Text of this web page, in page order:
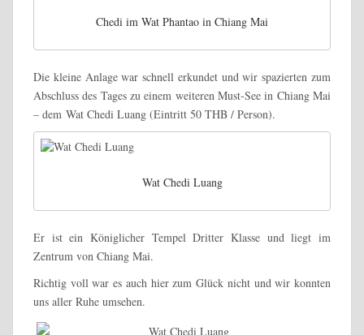
Chedi im Wat Phantao in Chiang Mai
Die kleine Anlage war schnell erkundet und wir spazierten zum
Abschluss des Tages zu einem weiteren Must-See in Chiang Mai
– dem Wat Chedi Luang (Eintritt 50 THB / Person).
Wat Chedi Luang
Er ist ein Königlicher Tempel Dritter Klasse und liegt im
Zentrum von Chiang Mai.
Richtig voll war es auch hier zum Glück nicht und wir konnten
uns aller Ruhe umsehen.